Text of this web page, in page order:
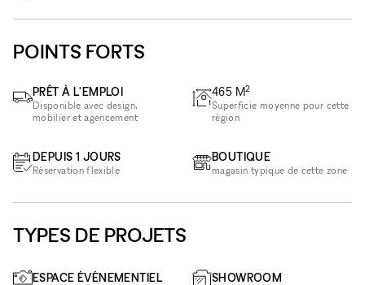
POINTS FORTS
PRÊT À L'EMPLOI
Disponible avec design,
mobilier et agencement
DEPUIS 1 JOURS
Réservation flexible
465 M2
Superficie moyenne pour cette
région
BOUTIQUE
magasin typique de cette zone
TYPES DE PROJETS
ESPACE ÉVÉNEMENTIEL SHOWROOM